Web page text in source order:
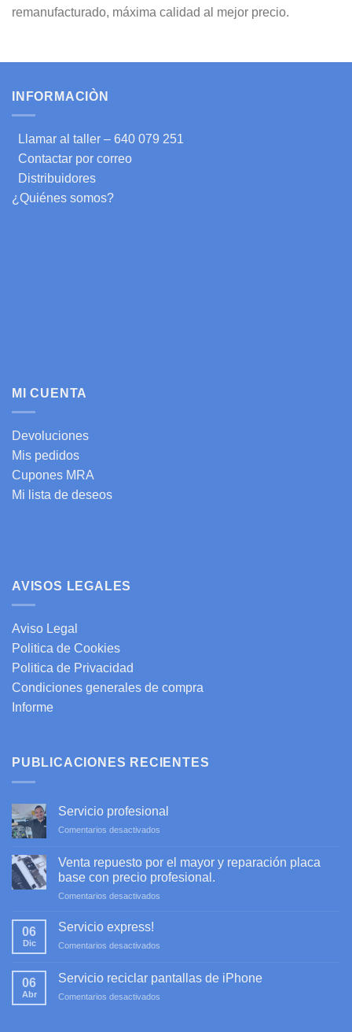
remanufacturado, máxima calidad al mejor precio.
INFORMACIÒN
Llamar al taller – 640 079 251
Contactar por correo
Distribuidores
¿Quiénes somos?
MI CUENTA
Devoluciones
Mis pedidos
Cupones MRA
Mi lista de deseos
AVISOS LEGALES
Aviso Legal
Politica de Cookies
Politica de Privacidad
Condiciones generales de compra
Informe
PUBLICACIONES RECIENTES
Servicio profesional
Comentarios desactivados
profesional
Venta repuesto por el mayor y reparación placa
base con precio profesional.
Comentarios desactivados
y
06
Dic
Servicio express!
Comentarios desactivados
express!
06
Abr
Servicio reciclar pantallas de iPhone
Comentarios desactivados